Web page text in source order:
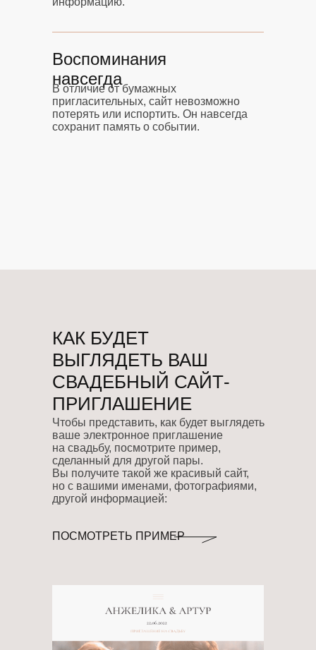
Воспоминания
навсегда
В отличие от бумажных
пригласительных, сайт невозможно
потерять или испортить. Он навсегда
сохранит память о событии.
КАК БУДЕТ
ВЫГЛЯДЕТЬ ВАШ
СВАДЕБНЫЙ САЙТ-
ПРИГЛАШЕНИЕ
Чтобы представить, как будет выглядеть
ваше электронное приглашение
на свадьбу, посмотрите пример,
сделанный для другой пары.
Вы получите такой же красивый сайт,
но с вашими именами, фотографиями,
другой информацией:
ПОСМОТРЕТЬ ПРИМЕР